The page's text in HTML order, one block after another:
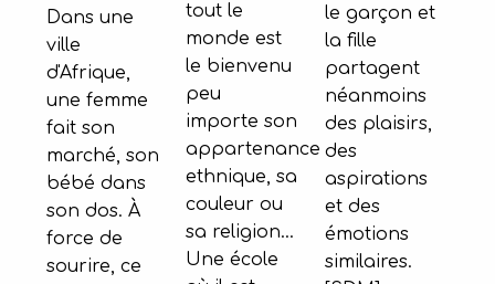
le garçon et
la fille
partagent
néanmoins
des plaisirs,
des
aspirations
et des
émotions
similaires.
Dans une
ville
d'Afrique,
une femme
fait son
marché, son
bébé dans
son dos. À
force de
sourire, ce
tout le
monde est
le bienvenu
peu
importe son
appartenance
ethnique, sa
couleur ou
sa religion…
Une école